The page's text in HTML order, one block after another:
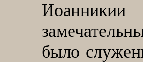
было